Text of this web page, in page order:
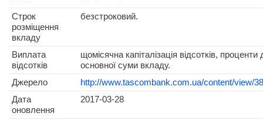
Строк
розміщення
вкладу
безстроковий.
Виплата
відсотків
щомісячна капіталізація відсотків,
основної суми вкладу.
Джерело
http://www.tascombank.com.ua/content/view/
Дата
оновлення
2017-03-28